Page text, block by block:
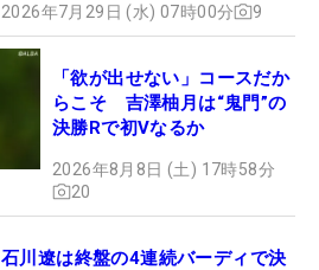
2026年7月29日 (水) 07時00分 9
「欲が出せない」コースだか
らこそ 吉澤柚月は“鬼門”の
決勝Rで初Vなるか
2026年8月8日 (土) 17時58分
20
石川遼は終盤の4連続バーディで決